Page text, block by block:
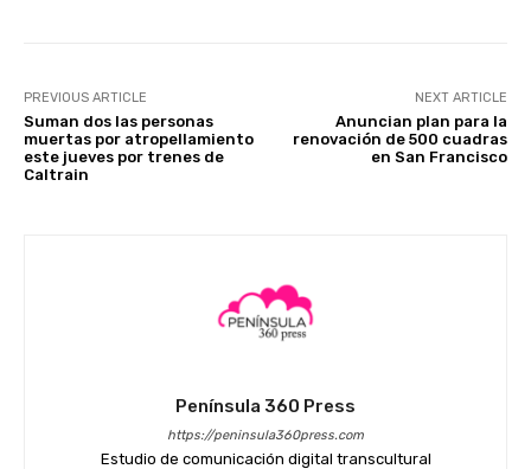
PREVIOUS ARTICLE
Suman dos las personas
muertas por atropellamiento
este jueves por trenes de
Caltrain
NEXT ARTICLE
Anuncian plan para la
renovación de 500 cuadras
en San Francisco
Península 360 Press
https://peninsula360press.com
Estudio de comunicación digital transcultural